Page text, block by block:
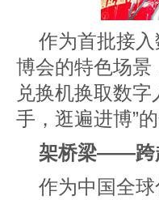
作为首批接
博会的特色场景
兑换机换取数
手，逛遍进博”
架桥梁——跨
作为中国全